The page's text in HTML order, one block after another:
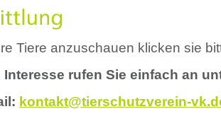
Tiere anzuschauen klicken sie
Interesse rufen Sie einfach an
kontakt@tierschutzverein-